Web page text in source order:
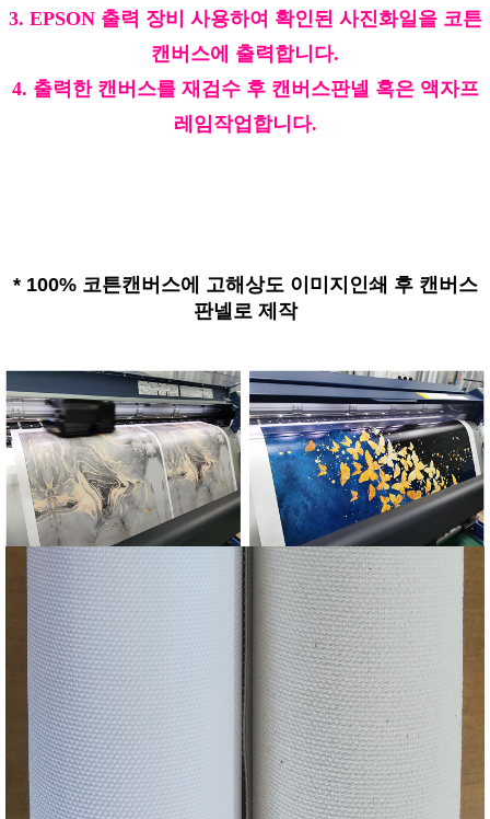
3. EPSON 출력 장비 사용하여 확인된 사진화일을 코튼
캔버스에 출력합니다.
4. 출력한 캔버스를 재검수 후 캔버스판넬 혹은 액자프
레임작업합니다.
* 100% 코튼캔버스에 고해상도 이미지인쇄 후 캔버스
판넬로 제작